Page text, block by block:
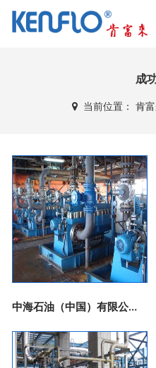
成
当前位置： 肯
中海石油（中国）有限公司SZ36-1A平台注水泵调整